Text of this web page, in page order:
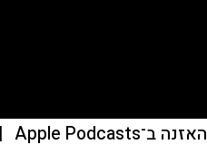
האזנה ב־Apple Podcasts |